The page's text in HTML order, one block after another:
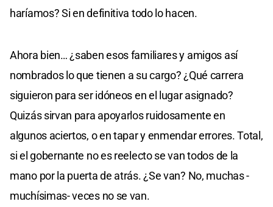
haríamos? Si en definitiva todo lo hacen.
Ahora bien… ¿saben esos familiares y amigos así
nombrados lo que tienen a su cargo? ¿Qué carrera
siguieron para ser idóneos en el lugar asignado?
Quizás sirvan para apoyarlos ruidosamente en
algunos aciertos, o en tapar y enmendar errores. Total,
si el gobernante no es reelecto se van todos de la
mano por la puerta de atrás. ¿Se van? No, muchas -
muchísimas- veces no se van.